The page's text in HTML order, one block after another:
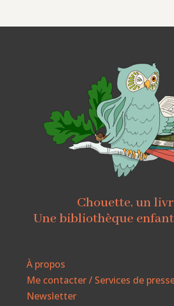
Chouette, un
Une bibliothèque
À propos
Me contacter / Services de
Newsletter